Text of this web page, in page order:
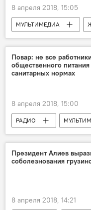
8 апреля 2018, 15:05
МУЛЬТИМЕДИА
Азербайджан
Повар: не все
общественного
санитарных нормах
8 апреля 2018, 15:00
РАДИО
Культура
ЖИЗНЬ
Президент Алиев
соболезнования
8 апреля 2018, 14:21